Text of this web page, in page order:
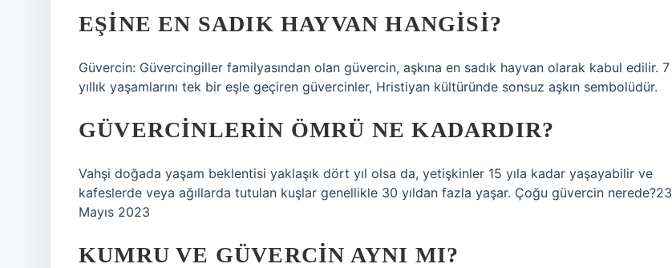
EŞINE EN SADIK HAYVAN HANGISI?
Güvercin: Güvercingiller familyasından olan güvercin, aşkına en sadık hayvan olarak kabul edilir. 7
yıllık yaşamlarını tek bir eşle geçiren güvercinler, Hristiyan kültüründe sonsuz aşkın sembolüdür.
GÜVERCINLERIN ÖMRÜ NE KADARDIR?
Vahşi doğada yaşam beklentisi yaklaşık dört yıl olsa da, yetişkinler 15 yıla kadar yaşayabilir ve
kafeslerde veya ağıllarda tutulan kuşlar genellikle 30 yıldan fazla yaşar. Çoğu güvercin nerede?23
Mayıs 2023
KUMRU VE GÜVERCIN AYNI MI?